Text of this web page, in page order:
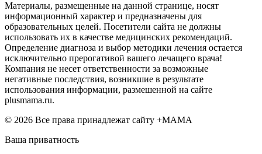
Материалы, размещенные на данной странице, носят
информационный характер и предназначены для
образовательных целей. Посетители сайта не должны
использовать их в качестве медицинских рекомендаций.
Определение диагноза и выбор методики лечения остается
исключительно прерогативой вашего лечащего врача!
Компания не несет ответственности за возможные
негативные последствия, возникшие в результате
использования информации, размешенной на сайте
plusmama.ru.
© 2026 Все права принадлежат сайту +МАМА
Ваша приватность